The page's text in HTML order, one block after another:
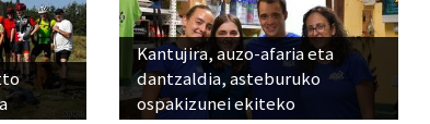
Kantujira, auzo-afaria eta
dantzaldia, asteburuko
ospakizunei ekiteko